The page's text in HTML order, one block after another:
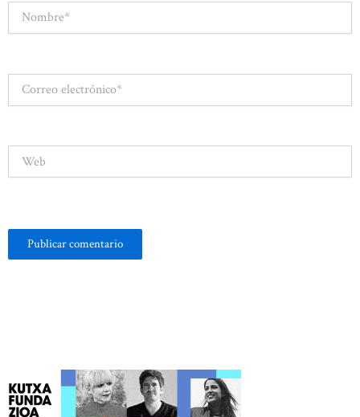
Nombre*
electrónico*